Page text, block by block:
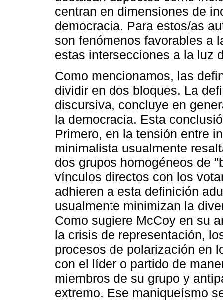
centran en dimensiones de
democracia. Para estos/as
son fenómenos favorables a
estas intersecciones a la luz
Como mencionamos, las
dividir en dos bloques. La
discursiva, concluye en
la democracia. Esta
Primero, en la tensión entre
minimalista usualmente
dos grupos homogéneos de
vínculos directos con los
adhieren a esta definición
usualmente minimizan la
Como sugiere McCoy en su
la crisis de representación,
procesos de polarización en
con el líder o partido de
miembros de su grupo y
extremo. Ese maniqueísmo